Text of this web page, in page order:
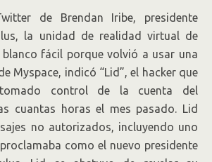
de Brendan Iribe, presidente
la unidad de realidad virtual de
blanco fácil porque volvió a usar una
Myspace, indicó “Lid”, el hacker que
tomado control de la cuenta del
cuantas horas el mes pasado. Lid
no autorizados, incluyendo uno
como el nuevo presidente